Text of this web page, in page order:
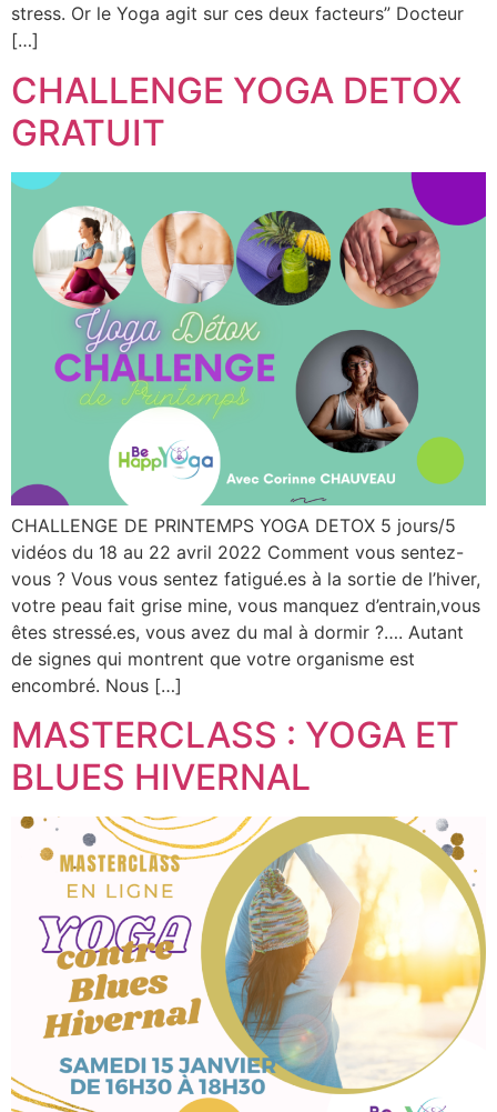
stress. Or le Yoga agit sur ces deux facteurs” Docteur
[…]
CHALLENGE YOGA DETOX
GRATUIT
CHALLENGE DE PRINTEMPS YOGA DETOX 5 jours/5
vidéos du 18 au 22 avril 2022 Comment vous sentez-
vous ? Vous vous sentez fatigué.es à la sortie de l’hiver,
votre peau fait grise mine, vous manquez d’entrain,vous
êtes stressé.es, vous avez du mal à dormir ?…. Autant
de signes qui montrent que votre organisme est
encombré. Nous […]
MASTERCLASS : YOGA ET
BLUES HIVERNAL